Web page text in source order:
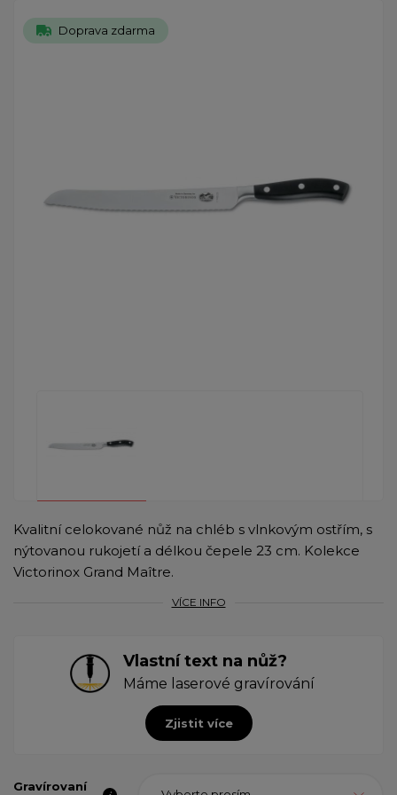
Doprava zdarma
Kvalitní celokované nůž na chléb s vlnkovým ostřím, s
nýtovanou rukojetí a délkou čepele 23 cm. Kolekce
Victorinox Grand Maître.
VÍCE INFO
Vlastní text na nůž?
Máme laserové gravírování
Zjistit více
Gravírovaní